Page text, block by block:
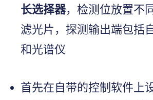
长选择器，检测位放置不
滤光片，探测输出端包括
和光谱仪
首先在自带的控制软件上